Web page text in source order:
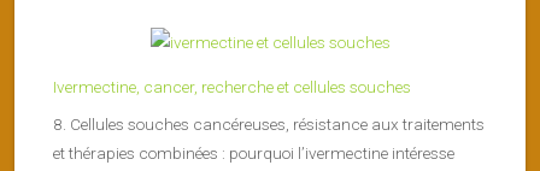
Ivermectine, cancer, recherche et cellules souches
8. Cellules souches cancéreuses, résistance aux traitements
et thérapies combinées : pourquoi l’ivermectine intéresse